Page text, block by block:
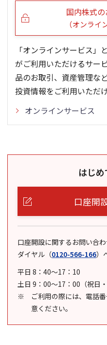
国内株式
（オンライ
「オンラインサービス
がご利用いただけるサー
品のお取引、資産管理な
投資情報をご利用いただけ
オンラインサービス
はじ
口座開
口座開設に関するお問い合
ダイヤル （0120-566-166）
平日 8：40～17：10
土日 9：00～17：00（祝日
ご利用の際には、電話
意ください。